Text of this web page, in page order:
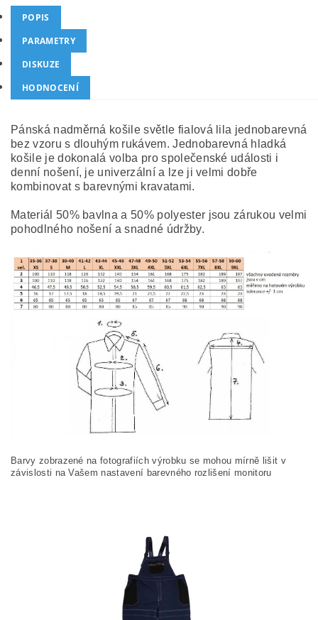
POPIS
PARAMETRY
DISKUZE
HODNOCENÍ
Pánská nadměrná košile světle fialová lila jednobarevná
bez vzoru s dlouhým rukávem. Jednobarevná hladká
košile je dokonalá volba pro společenské události i
denní nošení, je univerzální a lze ji velmi dobře
kombinovat s barevnými kravatami.
Materiál 50% bavlna a 50% polyester jsou zárukou velmi
pohodlného nošení a snadné údržby.
Barvy zobrazené na fotografiích výrobku se mohou mírně lišit v
závislosti na Vašem nastavení barevného rozlišení monitoru